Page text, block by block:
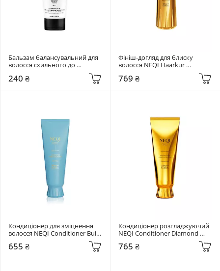
Бальзам балансувальний для
волосся схильного до
жирності Triology. Sebobalance
200 мл
240 ₴
Фініш-догляд для блиску
волосся NEQI Haarkur
Diamond Glass Rinse 180 мл
769 ₴
Кондиціонер для зміцнення
волосся NEQI Conditioner Build
655 ₴
Кондиціонер розгладжуючий
NEQI Conditioner Diamond
765 ₴